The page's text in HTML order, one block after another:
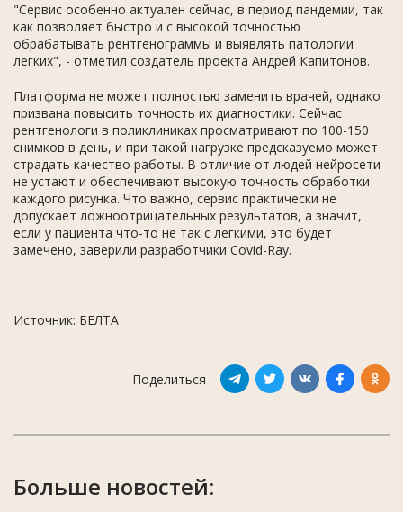
"Сервис особенно актуален сейчас, в период пандемии, так
как позволяет быстро и с высокой точностью
обрабатывать рентгенограммы и выявлять патологии
легких", - отметил создатель проекта Андрей Капитонов.
Платформа не может полностью заменить врачей, однако
призвана повысить точность их диагностики. Сейчас
рентгенологи в поликлиниках просматривают по 100-150
снимков в день, и при такой нагрузке предсказуемо может
страдать качество работы. В отличие от людей нейросети
не устают и обеспечивают высокую точность обработки
каждого рисунка. Что важно, сервис практически не
допускает ложноотрицательных результатов, а значит,
если у пациента что-то не так с легкими, это будет
замечено, заверили разработчики Covid-Ray.
Источник: БЕЛТА
Поделиться
Больше новостей: